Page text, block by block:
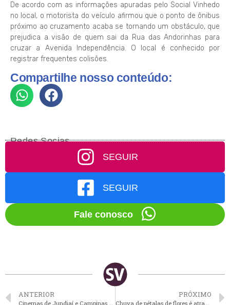
De acordo com as informações apuradas pelo Social Vinhedo
no local, o motorista do veículo afirmou que o ponto de ônibus
próximo ao cruzamento acaba se tornando um obstáculo, que
prejudica a visão de quem sai da Rua das Andorinhas para
cruzar a Avenida Independência. O local é conhecido por
registrar frequentes colisões.
Compartilhe nosso conteúdo:
Redes Socias
SEGUIR
SEGUIR
Fale conosco
ANTERIOR PRÓXIMO